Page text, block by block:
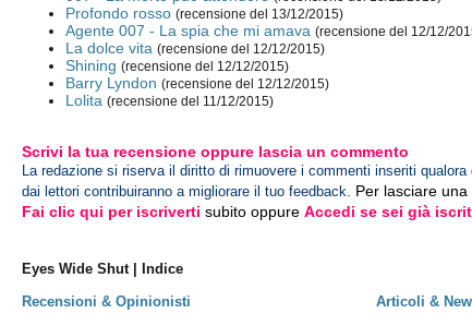
Profondo rosso (recensione del 13/12/2015)
Agente 007 - La spia che mi amava (recensione del 12/12/
La dolce vita (recensione del 12/12/2015)
Shining (recensione del 12/12/2015)
Barry Lyndon (recensione del 12/12/2015)
Lolita (recensione del 11/12/2015)
Scrivi la tua recensione oppure lascia un commento
La redazione si riserva il diritto di rimuovere i commenti inseriti
dai lettori contribuiranno a migliorare il tuo feedback. Per lasciare
Fai clic qui per iscriverti subito oppureAccedi se sei già
Eyes Wide Shut | Indice
Recensioni & Opinionisti
Articoli &